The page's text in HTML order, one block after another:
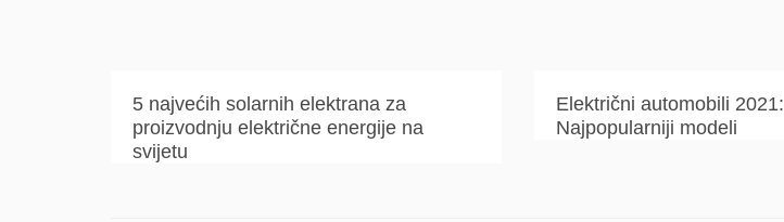
5 najvećih solarnih elektrana za
proizvodnju električne energije na
svijetu
Električni automobili 2021:
Najpopularniji modeli